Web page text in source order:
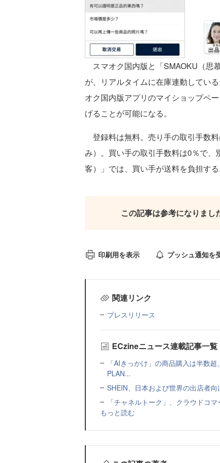
スマオク国内版と「SMAOKU（思
が、リアルタイムに在庫連動してい
オク国内版アプリのマイショップペ
げることが可能になる。
登録料は無料。売り手の取引手数
み）。買い手の取引手数料は0％で
客）」では、買い手が送料を負担する
この記事は参考になりまし
印刷用を表示 プッシュ通知を
関連リンク
プレスリリース
ECzineニュース連載記事一覧
「AIきっかけ」の商品購入は半数
PLAN...
SHEIN、日本および世界の出店者
「チャネルトーク」、クラウドコ
もっと読む